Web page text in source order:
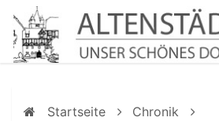
Startseite Chronik